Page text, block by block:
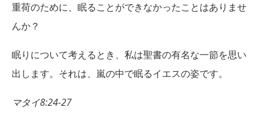
重荷のために、眠ることができなかったことはありませ
んか？
眠りについて考えるとき、私は聖書の有名な一節を思い
出します。それは、嵐の中で眠るイエスの姿です。
マタイ8:24-27